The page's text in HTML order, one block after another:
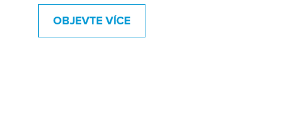
OBJEVTE VÍCE